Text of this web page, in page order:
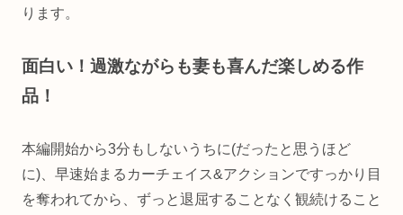
ります。
面白い！過激ながらも妻も喜んだ楽しめる作
品！
本編開始から3分もしないうちに(だったと思うほど
に)、早速始まるカーチェイス&アクションですっかり目
を奪われてから、ずっと退屈することなく観続けること